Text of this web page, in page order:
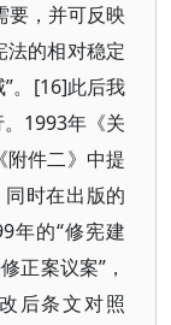
要，并可反映
法的相对稳定
。[16]此后我
1993年《关
件二》中提
时在出版的
年的“修宪建
正案议案”，
后条文对照